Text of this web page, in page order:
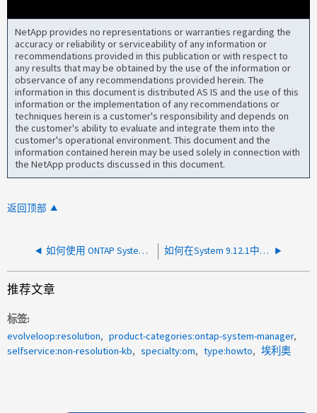
NetApp provides no representations or warranties regarding the
accuracy or reliability or serviceability of any information or
recommendations provided in this publication or with respect to
any results that may be obtained by the use of the information or
observance of any recommendations provided herein. The
information in this document is distributed AS IS and the use of this
information or the implementation of any recommendations or
techniques herein is a customer's responsibility and depends on
the customer's ability to evaluate and integrate them into the
customer's operational environment. This document and the
information contained herein may be used solely in connection with
the NetApp products discussed in this document.
返回顶部
如何使用 ONTAP System Manager 安装或续订 CA 签名的证书 如何在System 9.12.1中监控不使用重复数据删除的卷空间使用情况
推荐文章
标签
evolveloop:resolution
product-categories:ontap-system-manager
selfservice:non-resolution-kb
specialty:om type:howto 埃利奥